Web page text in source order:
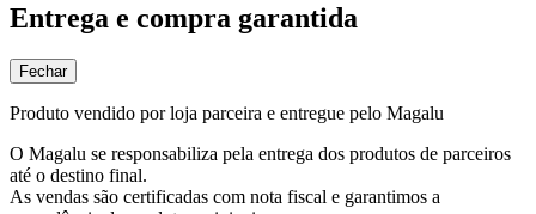
Entrega e compra garantida
Fechar
Produto vendido por loja parceira e entregue pelo Magalu
O Magalu se responsabiliza pela entrega dos produtos de parceiros
até o destino final.
As vendas são certificadas com nota fiscal e garantimos a